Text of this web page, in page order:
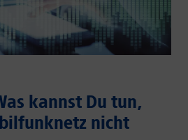
kannst Du tun,
nicht